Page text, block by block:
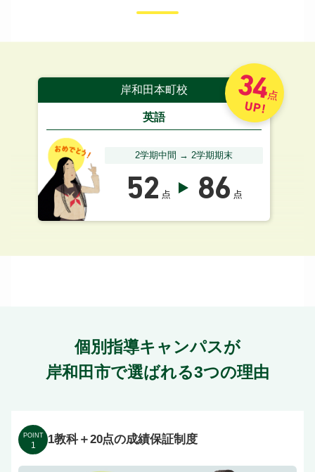
岸和田本町校
英語
2学期中間 → 2学期期末
52 点 86 点
34点
UP!
個別指導キャンパスが
岸和田市で選ばれる3つの理由
POINT
1 1教科＋20点の成績保証制度